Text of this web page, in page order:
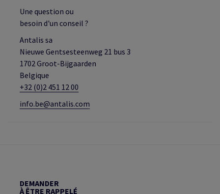
Une question ou
besoin d'un conseil ?
Antalis sa
Nieuwe Gentsesteenweg 21 bus 3
1702 Groot-Bijgaarden
Belgique
+32 (0)2 451 12 00
info.be@antalis.com
DEMANDER
À ÊTRE RAPPELÉ